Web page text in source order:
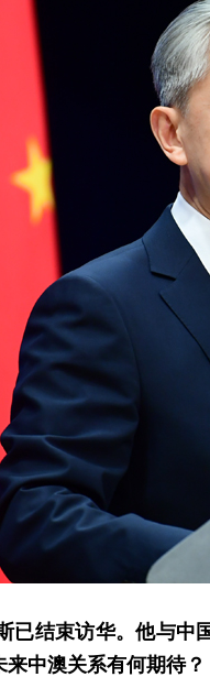
已结束访华。他与
中澳关系有何期待？